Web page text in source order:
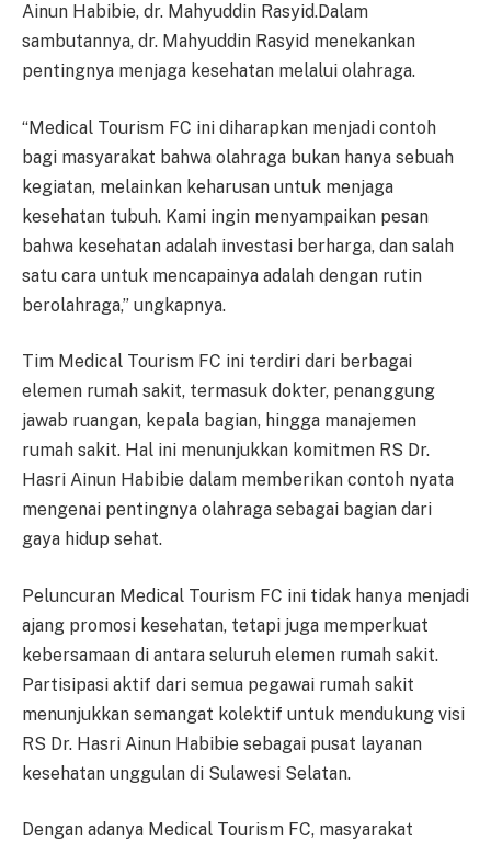
Ainun Habibie, dr. Mahyuddin Rasyid.Dalam
sambutannya, dr. Mahyuddin Rasyid menekankan
pentingnya menjaga kesehatan melalui olahraga.
“Medical Tourism FC ini diharapkan menjadi contoh
bagi masyarakat bahwa olahraga bukan hanya sebuah
kegiatan, melainkan keharusan untuk menjaga
kesehatan tubuh. Kami ingin menyampaikan pesan
bahwa kesehatan adalah investasi berharga, dan salah
satu cara untuk mencapainya adalah dengan rutin
berolahraga,” ungkapnya.
Tim Medical Tourism FC ini terdiri dari berbagai
elemen rumah sakit, termasuk dokter, penanggung
jawab ruangan, kepala bagian, hingga manajemen
rumah sakit. Hal ini menunjukkan komitmen RS Dr.
Hasri Ainun Habibie dalam memberikan contoh nyata
mengenai pentingnya olahraga sebagai bagian dari
gaya hidup sehat.
Peluncuran Medical Tourism FC ini tidak hanya menjadi
ajang promosi kesehatan, tetapi juga memperkuat
kebersamaan di antara seluruh elemen rumah sakit.
Partisipasi aktif dari semua pegawai rumah sakit
menunjukkan semangat kolektif untuk mendukung visi
RS Dr. Hasri Ainun Habibie sebagai pusat layanan
kesehatan unggulan di Sulawesi Selatan.
Dengan adanya Medical Tourism FC, masyarakat